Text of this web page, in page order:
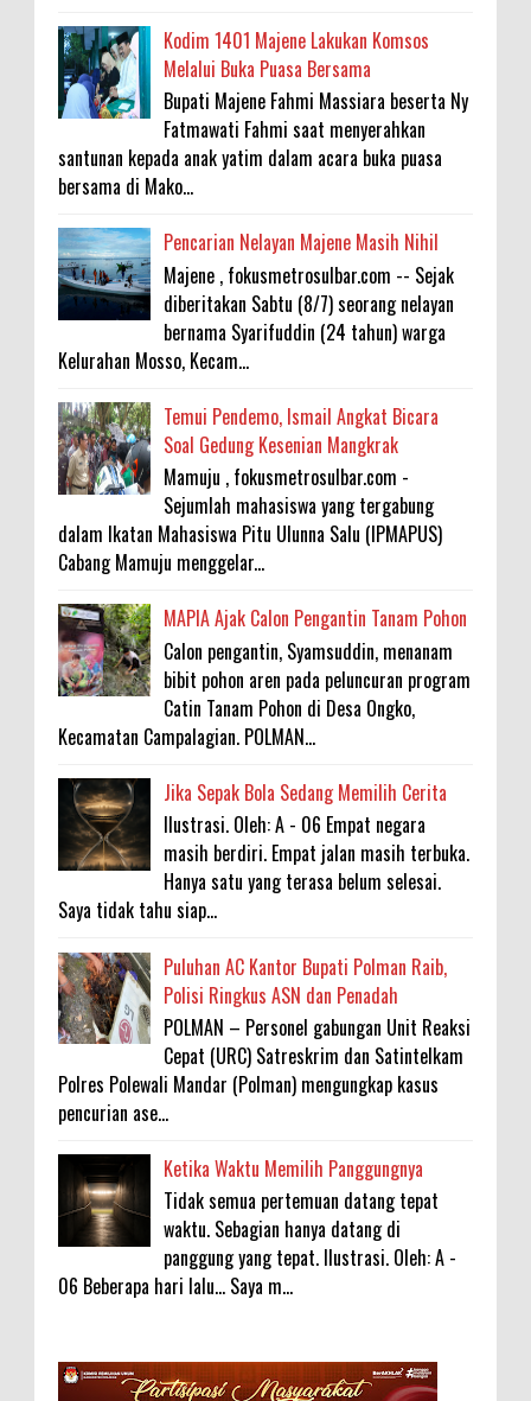
Kodim 1401 Majene Lakukan Komsos
Melalui Buka Puasa Bersama
Bupati Majene Fahmi Massiara beserta Ny
Fatmawati Fahmi saat menyerahkan
santunan kepada anak yatim dalam acara buka puasa
bersama di Mako...
Pencarian Nelayan Majene Masih Nihil
Majene , fokusmetrosulbar.com -- Sejak
diberitakan Sabtu (8/7) seorang nelayan
bernama Syarifuddin (24 tahun) warga
Kelurahan Mosso, Kecam...
Temui Pendemo, Ismail Angkat Bicara
Soal Gedung Kesenian Mangkrak
Mamuju , fokusmetrosulbar.com -
Sejumlah mahasiswa yang tergabung
dalam Ikatan Mahasiswa Pitu Ulunna Salu (IPMAPUS)
Cabang Mamuju menggelar...
MAPIA Ajak Calon Pengantin Tanam Pohon
Calon pengantin, Syamsuddin, menanam
bibit pohon aren pada peluncuran program
Catin Tanam Pohon di Desa Ongko,
Kecamatan Campalagian. POLMAN...
Jika Sepak Bola Sedang Memilih Cerita
Ilustrasi. Oleh: A - 06 Empat negara
masih berdiri. Empat jalan masih terbuka.
Hanya satu yang terasa belum selesai.
Saya tidak tahu siap...
Puluhan AC Kantor Bupati Polman Raib,
Polisi Ringkus ASN dan Penadah
POLMAN – Personel gabungan Unit Reaksi
Cepat (URC) Satreskrim dan Satintelkam
Polres Polewali Mandar (Polman) mengungkap kasus
pencurian ase...
Ketika Waktu Memilih Panggungnya
Tidak semua pertemuan datang tepat
waktu. Sebagian hanya datang di
panggung yang tepat. Ilustrasi. Oleh: A -
06 Beberapa hari lalu... Saya m...